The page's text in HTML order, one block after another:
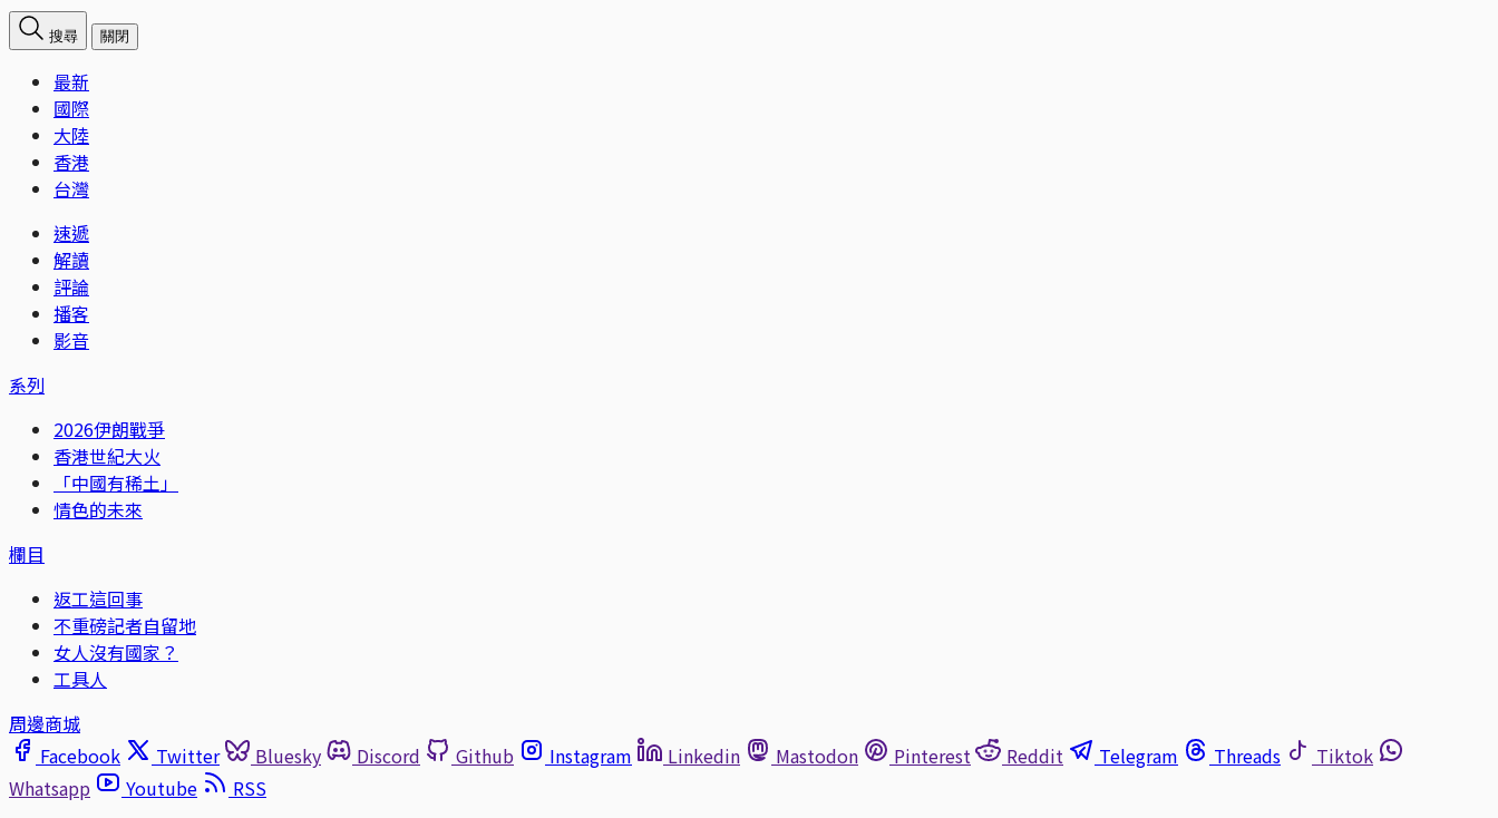
搜尋 關閉
最新
國際
大陸
香港
台灣
速遞
解讀
評論
播客
影音
系列
2026伊朗戰爭
香港世紀大火
「中國有稀土」
情色的未來
欄目
返工這回事
不重磅記者自留地
女人沒有國家？
工具人
周邊商城
Facebook
Twitter Bluesky Discord Github Instagram Linkedin Mastodon Pinterest Reddit Telegram Threads
Tiktok
Whatsapp
Youtube RSS